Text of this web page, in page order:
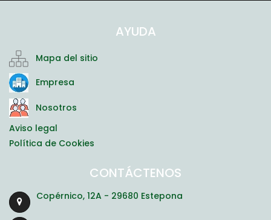
AYUDA
Mapa del sitio
Empresa
Nosotros
Aviso legal
Política de Cookies
CONTÁCTENOS
Copérnico, 12A - 29680 Estepona